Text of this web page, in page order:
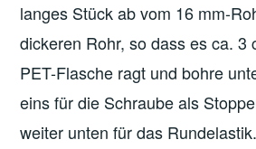
langes Stück ab vom 16 mm-
dickeren Rohr, so dass es ca. 3
PET-Flasche ragt und bohre
eins für die Schraube als
weiter unten für das